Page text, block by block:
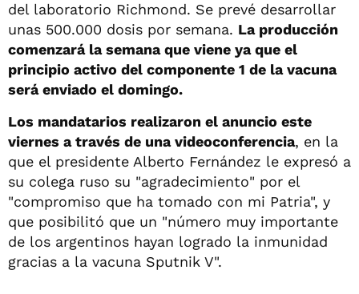
del laboratorio Richmond. Se prevé desarrollar
unas 500.000 dosis por semana. La producción
comenzará la semana que viene ya que el
principio activo del componente 1 de la vacuna
será enviado el domingo.
Los mandatarios realizaron el anuncio este
viernes a través de una videoconferencia, en la
que el presidente Alberto Fernández le expresó a
su colega ruso su "agradecimiento" por el
"compromiso que ha tomado con mi Patria", y
que posibilitó que un "número muy importante
de los argentinos hayan logrado la inmunidad
gracias a la vacuna Sputnik V".